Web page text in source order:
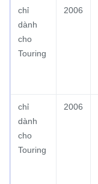
chỉ
dành
cho
Touring
2006
chỉ
dành
cho
Touring
2006